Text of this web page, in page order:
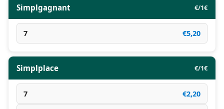
Simplgagnant €/1€
7 €5,20
Simplplace €/1€
7 €2,20